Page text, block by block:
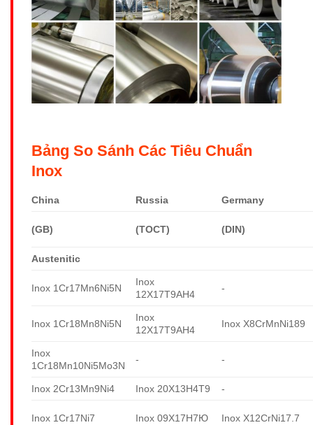
Bảng So Sánh Các Tiêu Chuẩn
Inox
China Russia Germany
(GB) (TOCT) (DIN)
Austenitic
Inox 1Cr17Mn6Ni5N
Inox
12X17T9AH4
-
Inox 1Cr18Mn8Ni5N
Inox
12X17T9AH4
Inox X8CrMnNi189
Inox
1Cr18Mn10Ni5Mo3N
- -
Inox 2Cr13Mn9Ni4 Inox 20X13H4T9 -
Inox 1Cr17Ni7 Inox 09X17H7Ю Inox X12CrNi17.7